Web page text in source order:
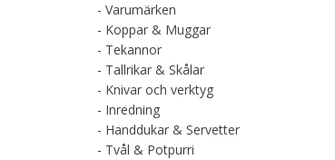
Varumärken
Koppar & Muggar
Tekannor
Tallrikar & Skålar
Knivar och verktyg
Inredning
Handdukar & Servetter
Tvål & Potpurri